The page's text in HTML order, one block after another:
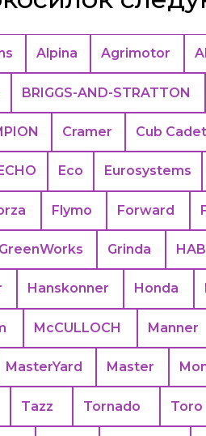
Alpina Agrimotor
BRIGGS-AND-STRATTON
Cramer Cub Cadet
ECHO Eco Eurosystems
Flymo Forward
GreenWorks Grinda
Hanskonner Honda
McCULLOCH Manner
MasterYard Master
Tazz Tornado Toro